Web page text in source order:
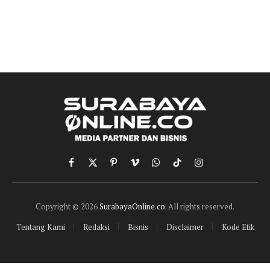
Facebook
X
(Twitter)
PinterestVimeoWhatsApp
TikTokInstagram
Copyright © 2026SurabayaOnline.co. All rights reserved.
Tentang Kami
Redaksi Bisnis Disclaimer Kode Etik